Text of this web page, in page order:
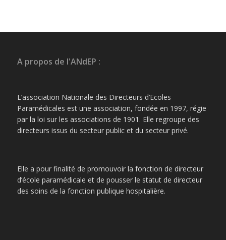
A propos de l'ANdEP :
L’association Nationale des Directeurs d’Ecoles
Paramédicales est une association, fondée en 1997, régie
par la loi sur les associations de 1901. Elle regroupe des
directeurs issus du secteur public et du secteur privé.
Elle a pour finalité de promouvoir la fonction de directeur
d’école paramédicale et de pousser le statut de directeur
des soins de la fonction publique hospitalière.